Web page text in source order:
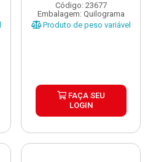
Código: 23677
Embalagem: Quilograma
Produto de peso variável
FAÇA SEU
LOGIN